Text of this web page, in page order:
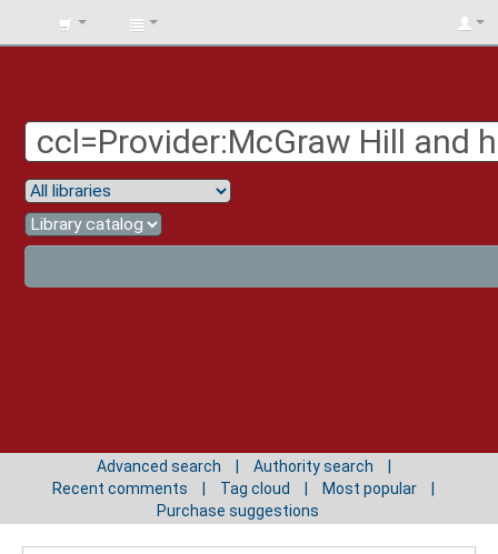
BIBLIOTECA
Advanced search
Authority search
Recent comments
Tag cloud
Most popular
Purchase suggestions